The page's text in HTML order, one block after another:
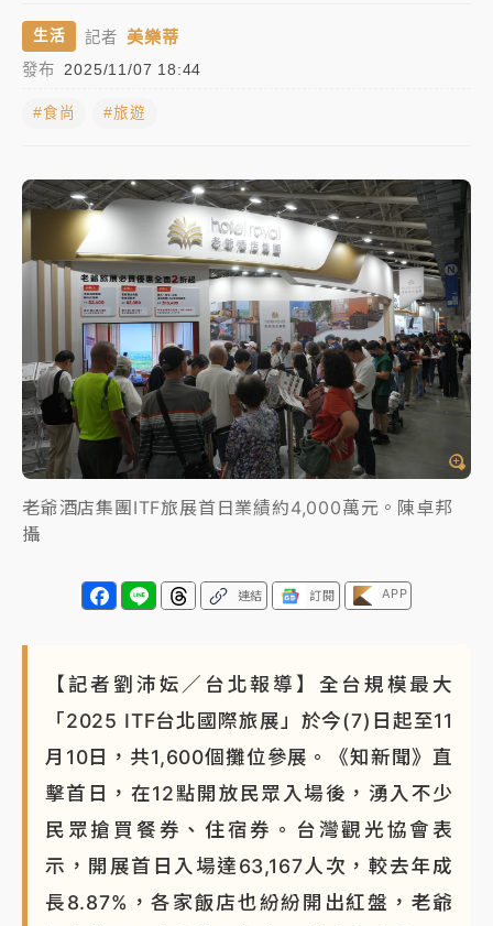
油價持續凍漲！ 中油宣布下周一汽柴油價格維持不變
路鷹架倒塌壓2車
連根拔起
中颱白海豚風雨來了！中部以北防豪雨 今晚、明天影
響最劇烈
白海豚逼近！北市水門只出不進 未移置車輛最高罰
4800＋拖吊費
生活 記者 美樂蒂
發布 2025/11/07 18:44
#食尚 #旅遊
老爺酒店集團ITF旅展首日業績約4,000萬元。陳卓邦
攝
連結 訂閱 APP
【記者劉沛妘／台北報導】全台規模最大
「2025 ITF台北國際旅展」於今(7)日起至11
月10日，共1,600個攤位參展。《知新聞》直
擊首日，在12點開放民眾入場後，湧入不少
民眾搶買餐券、住宿券。台灣觀光協會表
示，開展首日入場達63,167人次，較去年成
長8.87%，各家飯店也紛紛開出紅盤，老爺